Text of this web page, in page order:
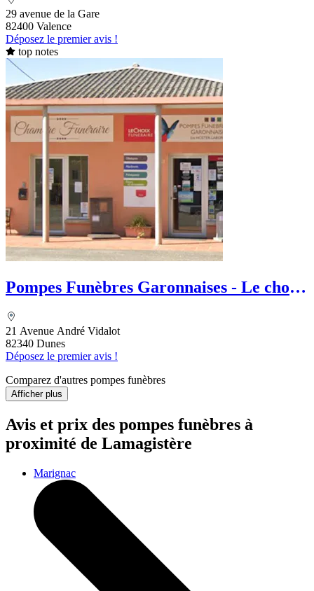
29 avenue de la Gare
82400 Valence
Déposez le premier avis !
top notes
Pompes Funèbres Garonnaises - Le choix
21 Avenue André Vidalot
82340 Dunes
Déposez le premier avis !
Comparez d'autres pompes funèbres
Afficher plus
Avis et prix des pompes funèbres à
proximité de Lamagistère
Marignac